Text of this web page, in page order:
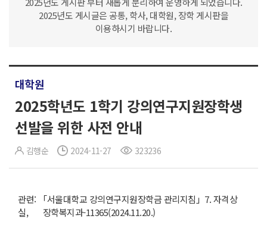
2025년도 게시글은 공통, 학사, 대학원, 장학 게시판을
이용하시기 바랍니다.
대학원
2025학년도 1학기 강의연구지원장학생
선발을 위한 사전 안내
김행순 2024-11-27 323236
관련: 「서울대학교 강의연구지원장학금 관리지침」7. 자격상
실, 장학복지과-11365(2024.11.20.)